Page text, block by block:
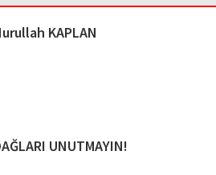
KAPLAN
UNUTMAYIN!